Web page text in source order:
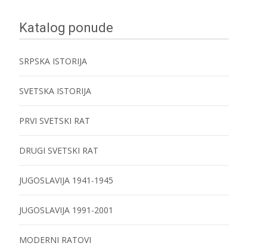
Katalog ponude
SRPSKA ISTORIJA
SVETSKA ISTORIJA
PRVI SVETSKI RAT
DRUGI SVETSKI RAT
JUGOSLAVIJA 1941-1945
JUGOSLAVIJA 1991-2001
MODERNI RATOVI